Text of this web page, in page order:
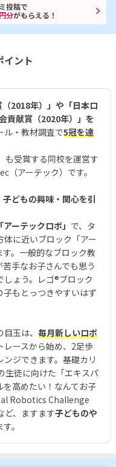
投稿で
分がもらえる！
イント
（2018年）」や「日本ロ
貢献賞（2020年）」を
ル・教材調査で5冠を達
も受賞する同校を運営す
（アーテック）です。
子どもの興味・関心を引
ーテックロボ」 で、タ
に近いブロック「アー
。一般的なブロック教
手なお子さんでも思う
ょう。レゴ®︎ブロック
もとっつきやすいはず
玉は、 毎月新しいロボ
レースから始め、2足歩
ジできます。基礎カリ
生徒に向けた「エキスパ
高めたい！なんてお子
Robotics Challenge
ど、ますます子どものや
。